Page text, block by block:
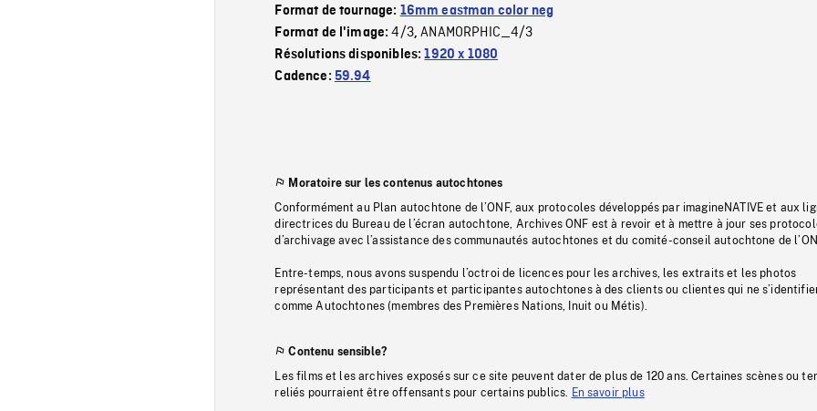
Format de tournage: 16mm eastman color neg
Format de l'image:4/3,ANAMORPHIC_4/3
Résolutions disponibles:1920 x 1080
Cadence: 59.94
Moratoire sur les contenus autochtones
Conformément au Plan autochtone de l’ONF, aux protocoles développés par imagineNATIVE et aux
directrices du Bureau de l’écran autochtone, Archives ONF est à revoir et à mettre à jour ses
d’archivage avec l’assistance des communautés autochtones et du comité-conseil autochtone de
Entre-temps, nous avons suspendu l’octroi de licences pour les archives, les extraits et les photos
représentant des participants et participantes autochtones à des clients ou clientes qui ne
comme Autochtones (membres des Premières Nations, Inuit ou Métis).
Contenu sensible?
Les films et les archives exposés sur ce site peuvent dater de plus de 120 ans. Certaines scènes ou
reliés pourraient être offensants pour certains publics.
En savoir plus